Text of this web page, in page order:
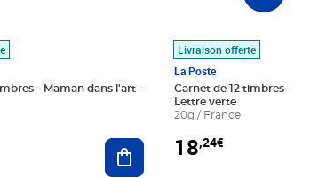
- Maman dans l'art -
Ajouter au panier
Livraison offerte
La Poste
Carnet de 12 timbres - Le
Lettre verte
20g / France
18,24€